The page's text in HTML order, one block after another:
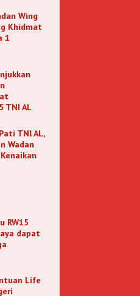
Wing
Khidmat
1
TNI AL
TNl AL,
Wadan
RW15
dapat
Life